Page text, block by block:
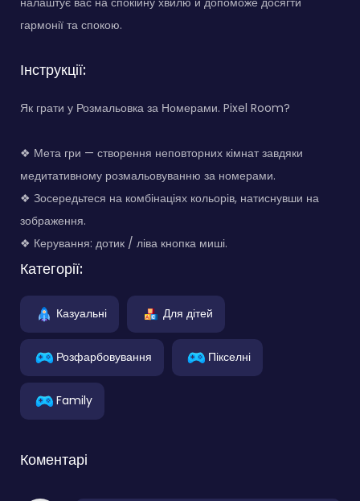
гармонії та спокою.
Інструкції:
Як грати у Розмальовка за Номерами. Pixel Room?
❖ Мета гри — створення неповторних кімнат завдяки
медитативному розмальовуванню за номерами.
❖ Зосередьтеся на комбінаціях кольорів, натиснувши на
зображення.
❖ Керування: дотик / ліва кнопка миші.
Категорії:
Казуальні Для дітей
Розфарбовування Пікселні
Family
Коментарі